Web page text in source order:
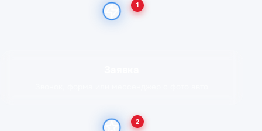
1
2